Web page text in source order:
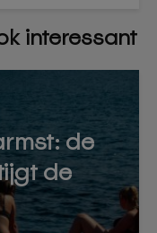
interessant
de
de